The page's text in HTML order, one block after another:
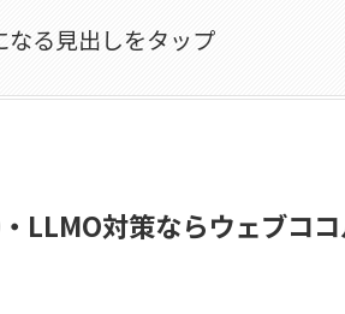
なる見出しをタップ
LLMO対策ならウェブコ